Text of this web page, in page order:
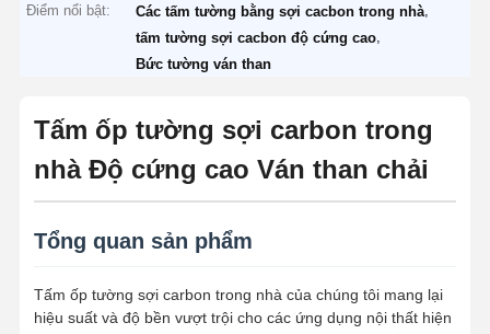
Điểm nổi bật:
Các tấm tường bằng sợi cacbon trong nhà
tấm tường sợi cacbon độ cứng cao
Bức tường ván than
Tấm ốp tường sợi carbon trong
nhà Độ cứng cao Ván than chải
Tổng quan sản phẩm
Tấm ốp tường sợi carbon trong nhà của chúng tôi mang lại
hiệu suất và độ bền vượt trội cho các ứng dụng nội thất hiện